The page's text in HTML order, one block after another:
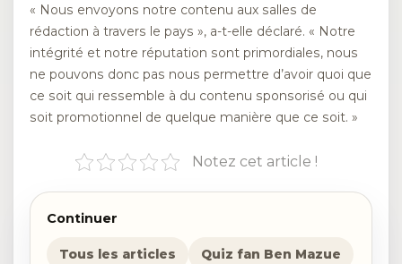
« Nous envoyons notre contenu aux salles de
rédaction à travers le pays », a-t-elle déclaré. « Notre
intégrité et notre réputation sont primordiales, nous
ne pouvons donc pas nous permettre d’avoir quoi que
ce soit qui ressemble à du contenu sponsorisé ou qui
soit promotionnel de quelque manière que ce soit. »
Notez cet article !
Continuer
Tous les articles Quiz fan Ben Mazue